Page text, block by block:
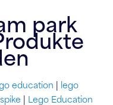
park
education | lego
| Lego Education